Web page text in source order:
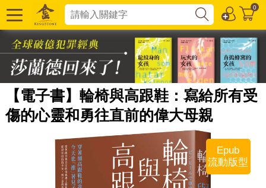
0
【電子書】輪椅與高跟鞋：寫給所有受
傷的心靈和勇往直前的偉大母親
Epub
流動版型